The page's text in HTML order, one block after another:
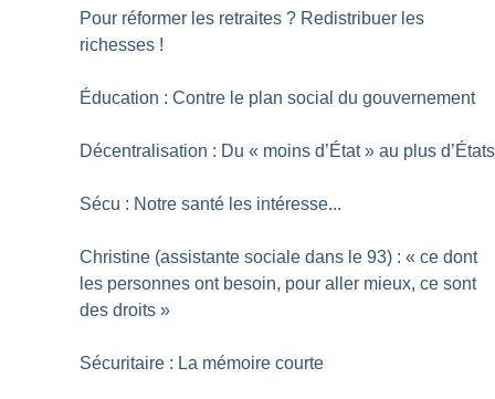
Pour réformer les retraites ? Redistribuer les
richesses !
Éducation : Contre le plan social du gouvernement
Décentralisation : Du « moins d’État » au plus d’États
Sécu : Notre santé les intéresse...
Christine (assistante sociale dans le 93) : « ce dont
les personnes ont besoin, pour aller mieux, ce sont
des droits »
Sécuritaire : La mémoire courte